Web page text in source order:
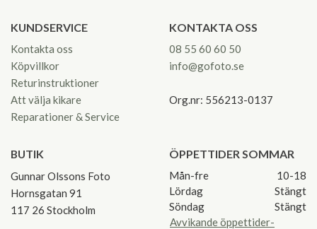
KUNDSERVICE
Kontakta oss
Köpvillkor
Returinstruktioner
Att välja kikare
Reparationer & Service
KONTAKTA OSS
08 55 60 60 50
info@gofoto.se
Org.nr: 556213-0137
BUTIK
Gunnar Olssons Foto
Hornsgatan 91
117 26 Stockholm
ÖPPETTIDER SOMMAR
Mån-fre
10-18
Lördag
Stängt
Söndag
Stängt
Avvikande öppettider-